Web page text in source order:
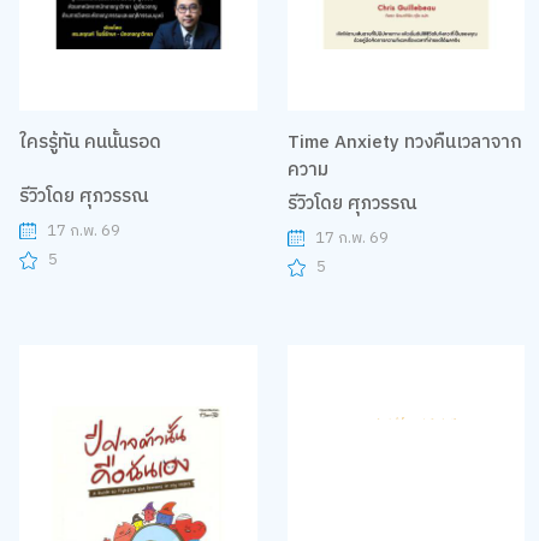
ใครรู้ทัน คนนั้นรอด
รีวิวโดย ศุภวรรณ
17 ก.พ. 69
5
Time Anxiety ทวงคืนเวลาจาก
ความ
รีวิวโดย ศุภวรรณ
17 ก.พ. 69
5